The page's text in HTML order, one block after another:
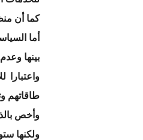
كما أن
أما
بينها
واعتبارا
طاقاتهم
وأخص
ولكنها